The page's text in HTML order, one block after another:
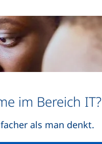
im Bereich IT?
als man denkt.